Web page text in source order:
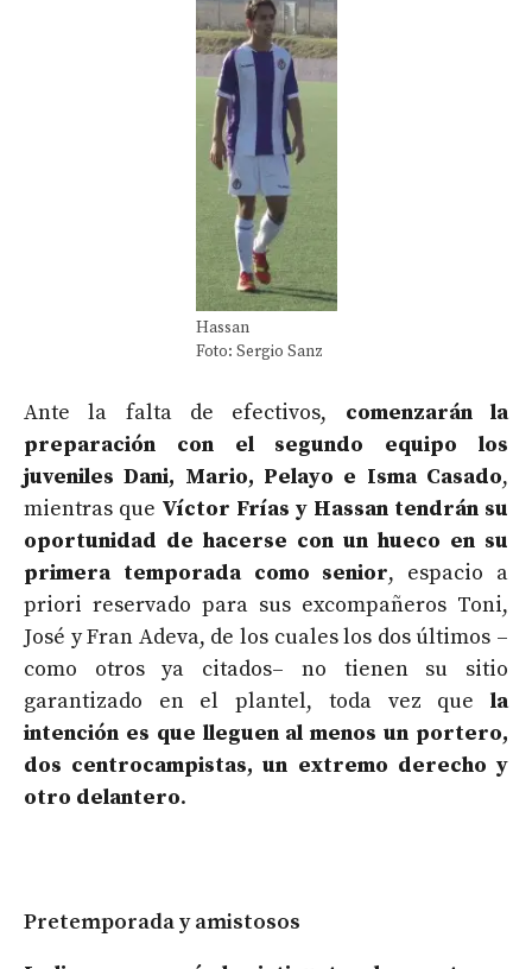
Hassan
Foto: Sergio Sanz
Ante la falta de efectivos, comenzarán la
preparación con el segundo equipo los
juveniles Dani, Mario, Pelayo e Isma Casado,
mientras que Víctor Frías y Hassan tendrán su
oportunidad de hacerse con un hueco en su
primera temporada como senior, espacio a
priori reservado para sus excompañeros Toni,
José y Fran Adeva, de los cuales los dos últimos –
como otros ya citados– no tienen su sitio
garantizado en el plantel, toda vez que la
intención es que lleguen al menos un portero,
dos centrocampistas, un extremo derecho y
otro delantero.
Pretemporada y amistosos